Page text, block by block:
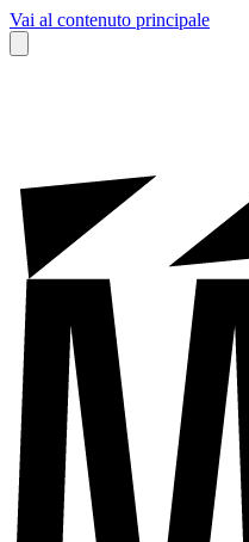
Vai al contenuto principale